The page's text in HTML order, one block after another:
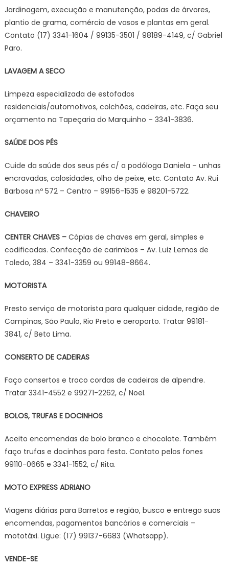
Jardinagem, execução e manutenção, podas de árvores,
plantio de grama, comércio de vasos e plantas em geral.
Contato (17) 3341-1604 / 99135-3501 / 98189-4149, c/ Gabriel
Paro.
LAVAGEM A SECO
Limpeza especializada de estofados
residenciais/automotivos, colchões, cadeiras, etc. Faça seu
orçamento na Tapeçaria do Marquinho – 3341-3836.
SAÚDE DOS PÉS
Cuide da saúde dos seus pés c/ a podóloga Daniela – unhas
encravadas, calosidades, olho de peixe, etc. Contato Av. Rui
Barbosa nº 572 – Centro – 99156-1535 e 98201-5722.
CHAVEIRO
CENTER CHAVES –Cópias de chaves em geral, simples e
codificadas. Confecção de carimbos – Av. Luiz Lemos de
Toledo, 384 – 3341-3359 ou 99148-8664.
MOTORISTA
Presto serviço de motorista para qualquer cidade, região de
Campinas, São Paulo, Rio Preto e aeroporto. Tratar 99181-
3841, c/ Beto Lima.
CONSERTO DE CADEIRAS
Faço consertos e troco cordas de cadeiras de alpendre.
Tratar 3341-4552 e 99271-2262, c/ Noel.
BOLOS, TRUFAS E DOCINHOS
Aceito encomendas de bolo branco e chocolate. Também
faço trufas e docinhos para festa. Contato pelos fones
99110-0665 e 3341-1552, c/ Rita.
MOTO EXPRESS ADRIANO
Viagens diárias para Barretos e região, busco e entrego suas
encomendas, pagamentos bancários e comerciais –
mototáxi. Ligue: (17) 99137-6683 (Whatsapp).
VENDE-SE